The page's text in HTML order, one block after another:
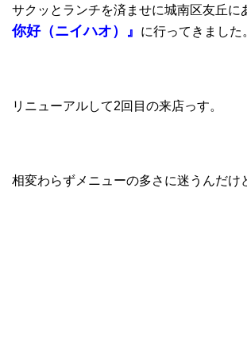
サクッとランチを済ませに城南区友丘に
你好（ニイハオ）』
に行ってきました
リニューアルして2回目の来店っす。
相変わらずメニューの多さに迷うんだけ